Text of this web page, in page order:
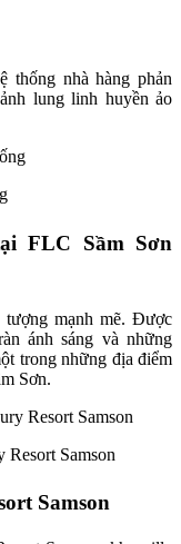
thống nhà hàng phản
lung linh huyền ảo
FLC Sầm Sơn
mạnh mẽ. Được
ánh sáng và những
trong những địa điểm
Sơn.
Samson
Samson